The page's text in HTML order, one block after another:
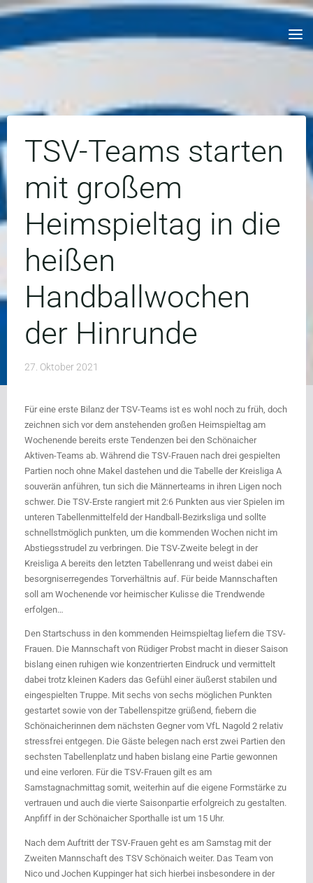
Skip
to
TSV-Teams starten
mit großem
Heimspieltag in die
heißen
Handballwochen
der Hinrunde
27. Oktober 2021
Für eine erste Bilanz der TSV-Teams ist es wohl noch zu früh, doch
zeichnen sich vor dem anstehenden großen Heimspieltag am
Wochenende bereits erste Tendenzen bei den Schönaicher
Aktiven-Teams ab. Während die TSV-Frauen nach drei gespielten
Partien noch ohne Makel dastehen und die Tabelle der Kreisliga A
souverän anführen, tun sich die Männerteams in ihren Ligen noch
schwer. Die TSV-Erste rangiert mit 2:6 Punkten aus vier Spielen im
unteren Tabellenmittelfeld der Handball-Bezirksliga und sollte
schnellstmöglich punkten, um die kommenden Wochen nicht im
Abstiegsstrudel zu verbringen. Die TSV-Zweite belegt in der
Kreisliga A bereits den letzten Tabellenrang und weist dabei ein
besorgniserregendes Torverhältnis auf. Für beide Mannschaften
soll am Wochenende vor heimischer Kulisse die Trendwende
erfolgen…
Den Startschuss in den kommenden Heimspieltag liefern die TSV-
Frauen. Die Mannschaft von Rüdiger Probst macht in dieser Saison
bislang einen ruhigen wie konzentrierten Eindruck und vermittelt
dabei trotz kleinen Kaders das Gefühl einer äußerst stabilen und
eingespielten Truppe. Mit sechs von sechs möglichen Punkten
gestartet sowie von der Tabellenspitze grüßend, fiebern die
Schönaicherinnen dem nächsten Gegner vom VfL Nagold 2 relativ
stressfrei entgegen. Die Gäste belegen nach erst zwei Partien den
sechsten Tabellenplatz und haben bislang eine Partie gewonnen
und eine verloren. Für die TSV-Frauen gilt es am
Samstagnachmittag somit, weiterhin auf die eigene Formstärke zu
vertrauen und auch die vierte Saisonpartie erfolgreich zu gestalten.
Anpfiff in der Schönaicher Sporthalle ist um 15 Uhr.
Nach dem Auftritt der TSV-Frauen geht es am Samstag mit der
Zweiten Mannschaft des TSV Schönaich weiter. Das Team von
Nico und Jochen Kuppinger hat sich hierbei insbesondere in der